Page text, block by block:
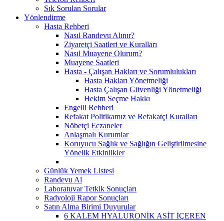
Sık Sorulan Sorular
Yönlendirme
Hasta Rehberi
Nasıl Randevu Alınır?
Ziyaretçi Saatleri ve Kuralları
Nasıl Muayene Olurum?
Muayene Saatleri
Hasta - Çalışan Hakları ve Sorumlulukları
Hasta Hakları Yönetmeliği
Hasta Çalışan Güvenliği Yönetmeliği
Hekim Seçme Hakkı
Engelli Rehberi
Refakat Politikamız ve Refakatçi Kuralları
Nöbetçi Eczaneler
Anlaşmalı Kurumlar
Koruyucu Sağlık ve Sağlığın Geliştirilmesine
Yönelik Etkinlikler
Günlük Yemek Listesi
Randevu Al
Laboratuvar Tetkik Sonuçları
Radyoloji Rapor Sonuçları
Satın Alma Birimi Duyurular
6 KALEM HYALURONİK ASİT İÇEREN